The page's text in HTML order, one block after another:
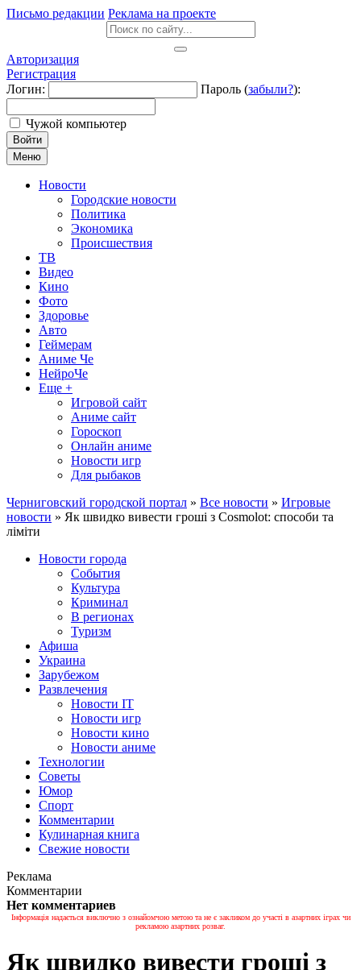
Письмо редакции Реклама на проекте
Авторизация
Регистрация
Логин:
Пароль (забыли?):
Чужой компьютер
Войти
Меню
Новости
Городские новости
Политика
Экономика
Происшествия
ТВ
Видео
Кино
Фото
Здоровье
Авто
Геймерам
Аниме Че
НейроЧе
Еще +
Игровой сайт
Аниме сайт
Гороскоп
Онлайн аниме
Новости игр
Для рыбаков
Черниговский городской портал » Все новости » Игровые
новости » Як швидко вивести гроші з Cosmolot: способи та
ліміти
Новости города
События
Культура
Криминал
В регионах
Туризм
Афиша
Украина
Зарубежом
Развлечения
Новости IT
Новости игр
Новости кино
Новости аниме
Технологии
Советы
Юмор
Спорт
Комментарии
Кулинарная книга
Свежие новости
Реклама
Комментарии
Нет комментариев
Інформація надається виключно з ознайомчою метою та не є закликом до участі в азартних іграх чи
рекламою азартних розваг.
Як швидко вивести гроші з